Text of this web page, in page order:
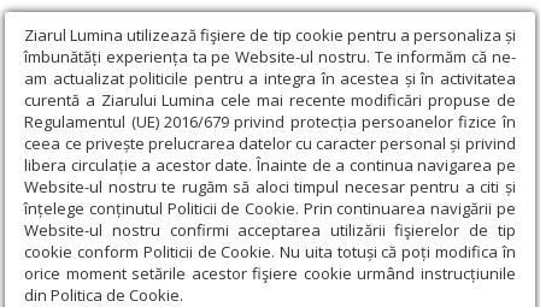
Ziarul Lumina utilizează fişiere de tip cookie pentru a personaliza și
îmbunătăți experiența ta pe Website-ul nostru. Te informăm că ne-
am actualizat politicile pentru a integra în acestea și în activitatea
curentă a Ziarului Lumina cele mai recente modificări propuse de
Regulamentul (UE) 2016/679 privind protecția persoanelor fizice în
ceea ce privește prelucrarea datelor cu caracter personal și privind
libera circulație a acestor date. Înainte de a continua navigarea pe
Website-ul nostru te rugăm să aloci timpul necesar pentru a citi și
înțelege conținutul Politicii de Cookie. Prin continuarea navigării pe
Website-ul nostru confirmi acceptarea utilizării fişierelor de tip
cookie conform Politicii de Cookie. Nu uita totuși că poți modifica în
orice moment setările acestor fişiere cookie urmând instrucțiunile
din Politica de Cookie.
Ziarul Lumina › Actualitate religioasă › Știri › Slujiri arhiereşti în
Arhiepiscopia Alba Iuliei
Slujiri arhiereşti în Arhiepiscopia Alba Iuliei